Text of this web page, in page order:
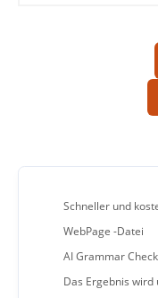
Schneller und
WebPage -Datei
AI Grammar
Das Ergebnis